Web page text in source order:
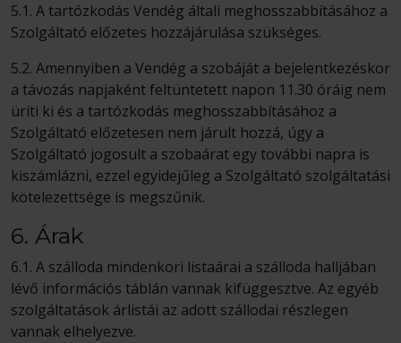
5.1. A tartózkodás Vendég általi meghosszabbításához a
Szolgáltató előzetes hozzájárulása szükséges.
5.2. Amennyiben a Vendég a szobáját a bejelentkezéskor
a távozás napjaként feltüntetett napon 11.30 óráig nem
üríti ki és a tartózkodás meghosszabbításához a
Szolgáltató előzetesen nem járult hozzá, úgy a
Szolgáltató jogosult a szobaárat egy további napra is
kiszámlázni, ezzel egyidejűleg a Szolgáltató szolgáltatási
kötelezettsége is megszűnik.
6. Árak
6.1. A szálloda mindenkori listaárai a szálloda halljában
lévő információs táblán vannak kifüggesztve. Az egyéb
szolgáltatások árlistái az adott szállodai részlegen
vannak elhelyezve.